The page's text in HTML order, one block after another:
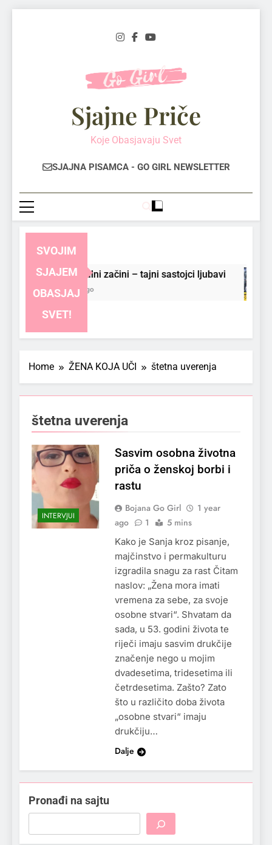
Sjajne Priče
Koje Obasjavaju Svet
SJAJNA PISAMCA - GO GIRL NEWSLETTER
SVOJIM
SJAJEM
OBASJAJ
SVET!
Emocionalni začini – tajni sastojci ljubavi
3 Months Ago
Home ŽENA KOJA UČI štetna uverenja
štetna uverenja
INTERVJUI
Sasvim osobna životna
priča o ženskoj borbi i
rastu
Bojana Go Girl
1 year
ago
1 5 mins
Kako je Sanja kroz pisanje,
majčinstvo i permakulturu
izgradila snagu za rast Čitam
naslov: „Žena mora imati
vremena za sebe, za svoje
osobne stvari“. Shvatam da
sada, u 53. godini života te
riječi imaju sasvim drukčije
značenje nego u mojim
dvadesetima, tridesetima ili
četrdesetima. Zašto? Zato
što u različito doba života
„osobne stvari“ imaju
drukčiju…
Dalje
Pronađi na sajtu